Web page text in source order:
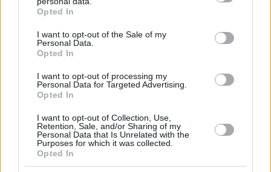
grant or deny consent to Google and its third-party tags to
use your data for below specified purposes in below Google
consent section.
Opted In
I want to opt-out of the Sale of my
Personal Data.
Opted In
I want to opt-out of processing my
Personal Data for Targeted Advertising.
Opted In
I want to opt-out of Collection, Use,
Retention, Sale, and/or Sharing of my
Personal Data that Is Unrelated with the
Purposes for which it was collected.
Opted In
Ο ίδιος ο αρχηγός του ΠΑΣΟΚ δήλωσε μετά
λάβει «όλες τις αναγκαίες πολιτικές
πρωτοβουλίες διαλόγου με τις δημιουργικές
αλλά πάνω από όλα πραγματικές προοδευτικές
δυνάμεις της κοινωνίας». Οι καλά γνωρίζοντες
προβλέπουν ότι δεν πρόκειται να κάνει …βήμα
πριν ξεκαθαρίσει πρώτα το τοπίο στο
εσωκομματικό πεδίο- ωστόσο είναι στις
προθέσεις του κ. Ανδρουλάκη να «αιφνιδιάσει»
και να φρενάρει έτσι στελέχη από το ΠΑΣΟΚ